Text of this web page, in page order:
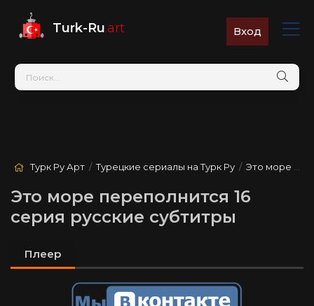
Turk-Ru.art Вход
Турк Ру Арт /Турецкие сериалы на Турк Ру / Это море переполнится
Это море переполнится 16
серия русские субтитры
Плеер